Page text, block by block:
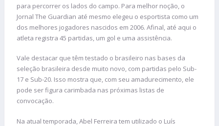
para percorrer os lados do campo. Para melhor noção, o
Jornal The Guardian até mesmo elegeu o esportista como um
dos melhores jogadores nascidos em 2006. Afinal, até aqui o
atleta registra 45 partidas, um gol e uma assistência.
Vale destacar que têm testado o brasileiro nas bases da
seleção brasileira desde muito novo, com partidas pelo Sub-
17 e Sub-20. Isso mostra que, com seu amadurecimento, ele
pode ser figura carimbada nas próximas listas de
convocação.
Na atual temporada, Abel Ferreira tem utilizado o Luís